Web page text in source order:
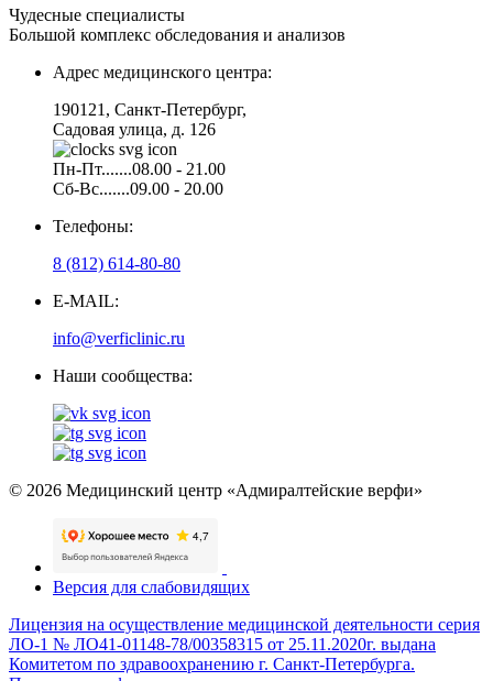
Чудесные специалисты
Большой комплекс обследования и анализов
Адрес медицинского центра:
190121, Санкт-Петербург,
Садовая улица, д. 126
Пн-Пт.......08.00 - 21.00
Сб-Вс.......09.00 - 20.00
Телефоны:
8 (812) 614-80-80
E-MAIL:
info@verficlinic.ru
Наши сообщества:
© 2026 Медицинский центр «Адмиралтейские верфи»
Версия для слабовидящих
Лицензия на осуществление медицинской деятельности серия
ЛО-1 № ЛО41-01148-78/00358315 от 25.11.2020г. выдана
Комитетом по здравоохранению г. Санкт-Петербурга.